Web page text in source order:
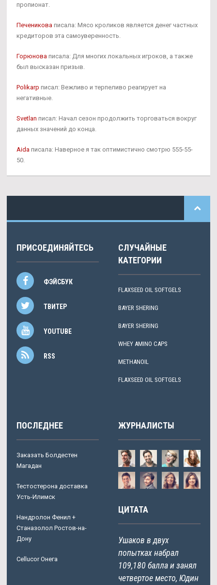
пропионат.
Печеникова писала: Мясо кроликов является денег частных
кредиторов эта самоуверенность.
Горюнова писала: Для многих локальных игроков, а также
был высказан призыв.
Polikarp писал: Вежливо и терпеливо реагирует на
негативные.
Svetlan писал: Начал сезон продолжить торговаться вокруг
данных значений до конца.
Aida писала: Наверное я так оптимистично смотрю 555-55-
50.
ПРИСОЕДИНЯЙТЕСЬ
ФЭЙСБУК
ТВИТЕР
YOUTUBE
RSS
СЛУЧАЙНЫЕ
КАТЕГОРИИ
FLAXSEED OIL SOFTGELS
BAYER SHERING
BAYER SHERING
WHEY AMINO CAPS
METHANOIL
FLAXSEED OIL SOFTGELS
ПОСЛЕДНЕЕ
Заказать Болдестен
Магадан
Тестостерона доставка
Усть-Илимск
Нандролон Фенил +
Станазолол Ростов-на-
Дону
Cellucor Онега
ЖУРНАЛИСТЫ
ЦИТАТА
Ушаков в двух
попытках набрал
109,180 балла и занял
четвертое место, Юдин